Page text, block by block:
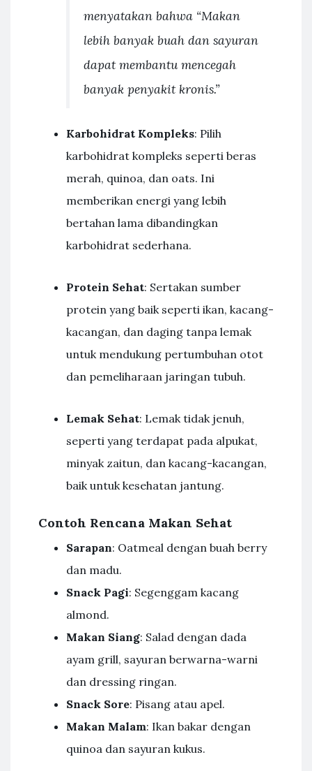
menyatakan bahwa “Makan
lebih banyak buah dan sayuran
dapat membantu mencegah
banyak penyakit kronis.”
Karbohidrat Kompleks: Pilih
karbohidrat kompleks seperti beras
merah, quinoa, dan oats. Ini
memberikan energi yang lebih
bertahan lama dibandingkan
karbohidrat sederhana.
Protein Sehat: Sertakan sumber
protein yang baik seperti ikan, kacang-
kacangan, dan daging tanpa lemak
untuk mendukung pertumbuhan otot
dan pemeliharaan jaringan tubuh.
Lemak Sehat: Lemak tidak jenuh,
seperti yang terdapat pada alpukat,
minyak zaitun, dan kacang-kacangan,
baik untuk kesehatan jantung.
Contoh Rencana Makan Sehat
Sarapan: Oatmeal dengan buah berry
dan madu.
Snack Pagi: Segenggam kacang
almond.
Makan Siang: Salad dengan dada
ayam grill, sayuran berwarna-warni
dan dressing ringan.
Snack Sore: Pisang atau apel.
Makan Malam: Ikan bakar dengan
quinoa dan sayuran kukus.